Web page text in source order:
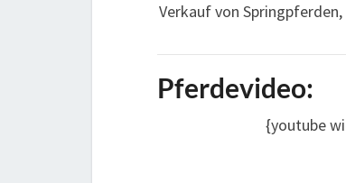
Verkauf von
Pferdevideo:
{youtube